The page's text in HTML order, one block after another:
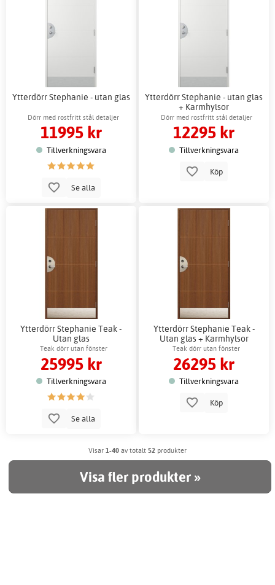
Ytterdörr Stephanie - utan glas
Dörr med rostfritt stål detaljer
11995 kr
Tillverkningsvara
Se alla
Ytterdörr Stephanie - utan glas
+ Karmhylsor
Dörr med rostfritt stål detaljer
12295 kr
Tillverkningsvara
Köp
Ytterdörr Stephanie Teak -
Utan glas
Teak dörr utan fönster
25995 kr
Tillverkningsvara
Se alla
Ytterdörr Stephanie Teak -
Utan glas + Karmhylsor
Teak dörr utan fönster
26295 kr
Tillverkningsvara
Köp
Visar 1-40 av totalt 52 produkter
Visa fler produkter »